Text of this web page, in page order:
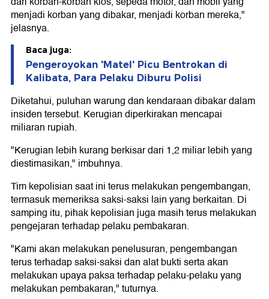
menjadi korban yang dibakar, menjadi korban mereka,"
jelasnya.
Baca juga:
Pengeroyokan 'Matel' Picu Bentrokan di
Kalibata, Para Pelaku Diburu Polisi
Diketahui, puluhan warung dan kendaraan dibakar dalam
insiden tersebut. Kerugian diperkirakan mencapai
miliaran rupiah.
"Kerugian lebih kurang berkisar dari 1,2 miliar lebih yang
diestimasikan," imbuhnya.
Tim kepolisian saat ini terus melakukan pengembangan,
termasuk memeriksa saksi-saksi lain yang berkaitan. Di
samping itu, pihak kepolisian juga masih terus melakukan
pengejaran terhadap pelaku pembakaran.
"Kami akan melakukan penelusuran, pengembangan
terus terhadap saksi-saksi dan alat bukti serta akan
melakukan upaya paksa terhadap pelaku-pelaku yang
melakukan pembakaran," tuturnya.